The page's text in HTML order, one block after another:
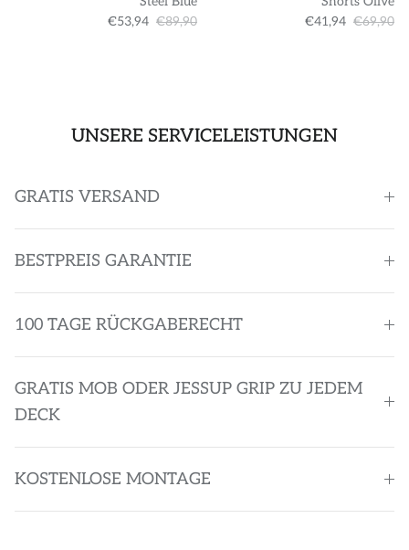
€53,94 €89,90
€41,94 €69,90
UNSERE SERVICELEISTUNGEN
GRATIS VERSAND
BESTPREIS GARANTIE
100 TAGE RÜCKGABERECHT
GRATIS MOB ODER JESSUP GRIP ZU JEDEM
DECK
KOSTENLOSE MONTAGE